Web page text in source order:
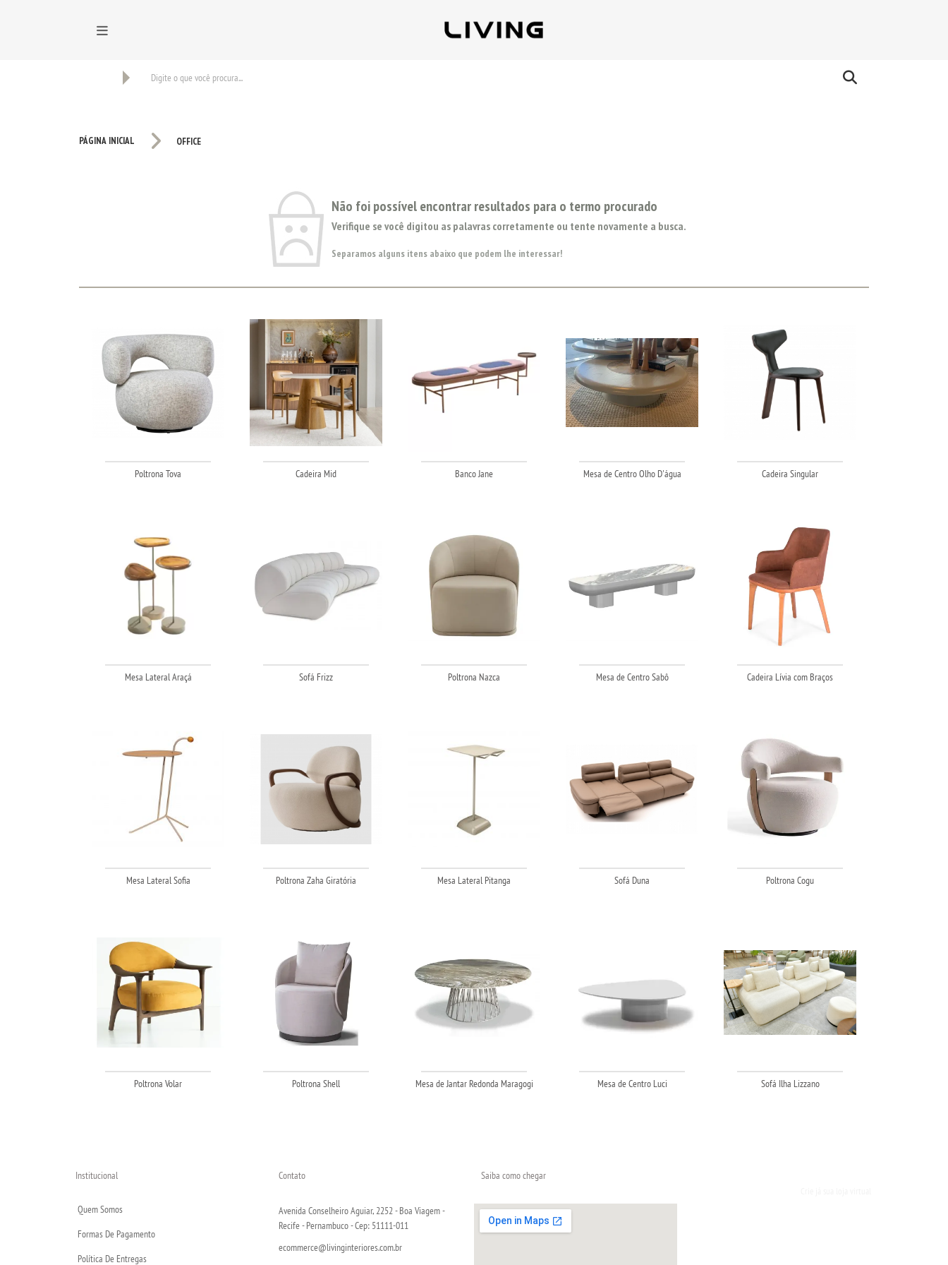
PÁGINA INICIAL OFFICE
Não foi possível encontrar resultados para o termo procurado
Verifique se você digitou as palavras corretamente ou tente novamente a busca.
Separamos alguns itens abaixo que podem lhe interessar!
Poltrona Tova Cadeira Mid Banco Jane Mesa de Centro Olho D'água Cadeira Singular
Mesa Lateral Araçá Sofá Frizz Poltrona Nazca Mesa de Centro Sabô Cadeira Lívia com Braços
Mesa Lateral Sofia Poltrona Zaha Giratória Mesa Lateral Pitanga Sofá Duna Poltrona Cogu
Poltrona Volar Poltrona Shell Mesa de Jantar Redonda Maragogi Mesa de Centro Luci Sofá Ilha Lizzano
Institucional
Quem Somos
Formas De Pagamento
Política De Entregas
Contato
Avenida Conselheiro Aguiar, 2252 - Boa Viagem -
Recife - Pernambuco - Cep: 51111-011
ecommerce@livinginteriores.com.br
Saiba como chegar